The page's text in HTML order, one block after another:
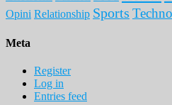
Opini Relationship Sports
Meta
Register
Log in
Entries feed